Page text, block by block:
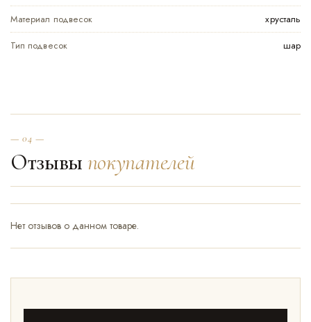
Материал подвесок
хрусталь
Тип подвесок
шар
— 04 —
Отзывы покупателей
Нет отзывов о данном товаре.